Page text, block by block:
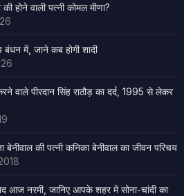
होने वाली पत्नी कोमल मीणा?
में, जाने कब होगी शादी
वाले पीरदान सिंह राठौड़ का दर्द, 1995 से लेकर
बेनीवाल की पत्नी कनिका बेनीवाल का जीवन परिचय
आज नरमी, जानिए आपके शहर में सोना-चांदी का